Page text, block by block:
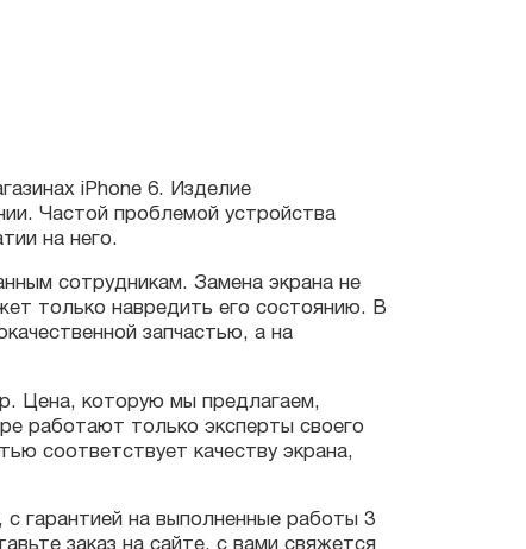
проблемой устройства
Замена экрана не
навредить его состоянию. В
запчастью, а на
которую мы предлагаем,
только эксперты своего
качеству экрана,
на выполненные работы 3
на сайте, с вами свяжется